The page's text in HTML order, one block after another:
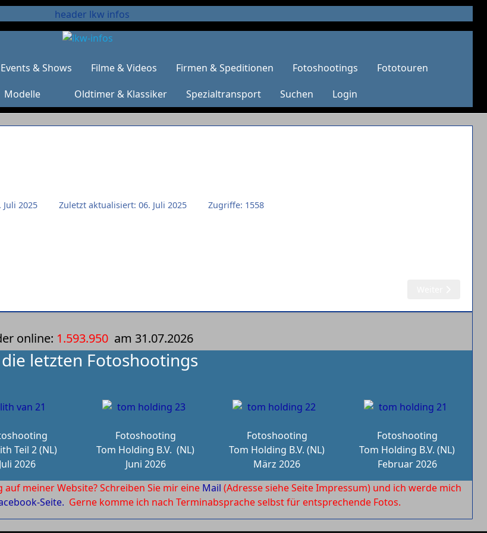
Events & Shows Filme & Videos Firmen & Speditionen Fotoshootings
Fototouren
Modelle Oldtimer & Klassiker Spezialtransport Suchen Login
Juli 2025 Zuletzt aktualisiert: 06. Juli 2025 Zugriffe: 1558
online: 1.593.950 am 31.07.2026
die letzten Fotoshootings
Teil 2 (NL)
Juli 2026
Fotoshooting
Tom Holding B.V. (NL)
Juni 2026
Fotoshooting
Tom Holding B.V. (NL)
März 2026
Fotoshooting
Tom Holding B.V. (NL)
Februar 2026
meiner Website? Schreiben Sie mir eine Mail (Adresse siehe Seite Impressum) und ich werde mich
Seite. Gerne komme ich nach Terminabsprache selbst für entsprechende Fotos.